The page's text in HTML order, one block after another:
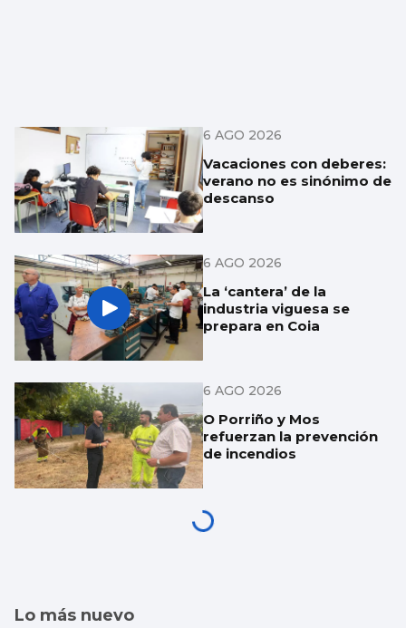
6 AGO 2026
Vacaciones con deberes:
verano no es sinónimo de
descanso
6 AGO 2026
La ‘cantera’ de la
industria viguesa se
prepara en Coia
6 AGO 2026
O Porriño y Mos
refuerzan la prevención
de incendios
Lo más nuevo